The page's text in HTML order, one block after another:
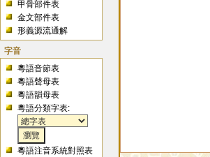
甲骨部件表
金文部件表
形義源流通解
字音
粵語音節表
粵語聲母表
粵語韻母表
粵語分類字表:
粵語注音系統對照表